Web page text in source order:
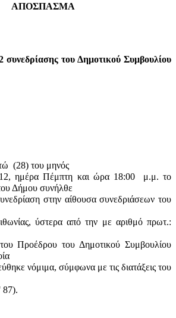
ΑΠΟΣΠΑΣΜΑ
συνεδρίασης του Δημοτικού Συμβουλίου
(28) του μηνός
ημέρα Πέμπτη και ώρα 18:00
μ.μ. το
Δήμου συνήλθε
στην αίθουσα συνεδριάσεων του
ύστερα από την με αριθμό πρωτ.:
Προέδρου του Δημοτικού Συμβουλίου
νόμιμα, σύμφωνα με τις διατάξεις του